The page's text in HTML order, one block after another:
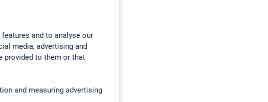
and to analyse our
media, advertising and
provided to them or that
and measuring advertising